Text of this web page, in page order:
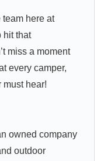
here at
hit that
miss a moment
every camper,
must hear!
owned company
outdoor